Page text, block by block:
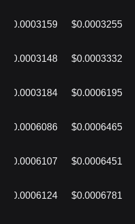
$0.0003255
$0.0003159
$0.0003332
$0.0003148
$0.0006195
$0.0003184
$0.0006465
$0.0006086
$0.0006451
$0.0006107
$0.0006781
$0.0006124